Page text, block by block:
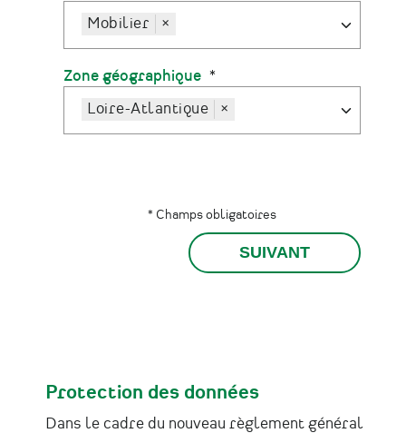
Mobilier
×
Zone géographique
Loire-Atlantique
×
* Champs obligatoires
Protection des données
Dans le cadre du nouveau règlement général